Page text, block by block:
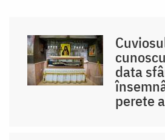
data
perete